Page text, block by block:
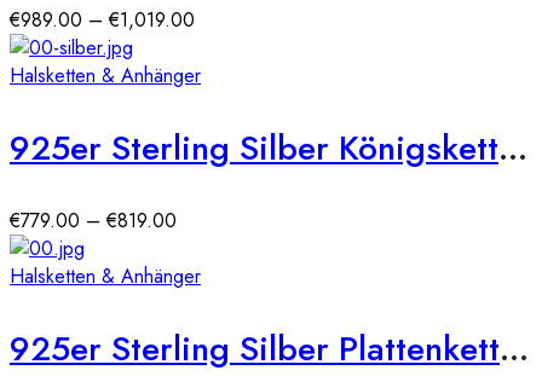
€989.00 –€1,019.00
bis
Halsketten & Anhänger
925er Sterling Silber Königskette Massiv 6,00 mm (rhodniert)
€779.00 –€819.00
bis
Halsketten & Anhänger
925er Sterling Silber Plattenkette Massiv 14 mm